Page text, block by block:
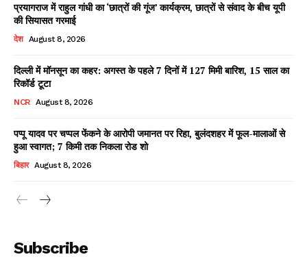
Facebook
X
Read Latest News on AIN
प्रयागराज में राहुल गांधी का ‘छात्रों की गूंज’ कार्यक्रम, छात्रों से संवाद के बीच यूपी
की सियासत गरमाई
देश August 8, 2026
दिल्ली में मॉनसून का कहर: अगस्त के पहले 7 दिनों में 127 मिमी बारिश, 15 साल का
रिकॉर्ड टूटा
NCR August 8, 2026
पप्पू यादव पर चप्पल फेंकने के आरोपी जमानत पर रिहा, बुलंदशहर में फूल-मालाओं से
हुआ स्वागत; 7 किमी तक निकला रोड शो
बिहार August 8, 2026
Subscribe